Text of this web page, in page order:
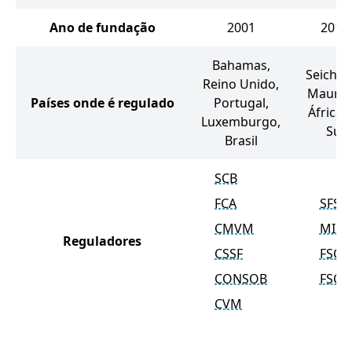
Ano de fundação 2001 2012
Países onde é regulado
Bahamas,
Reino Unido,
Portugal,
Luxemburgo,
Brasil
África
Sul
Reguladores
SCB
FCA
CMVM
CSSF
CONSOB
CVM
SFSA
MISA
FSC
FSCA